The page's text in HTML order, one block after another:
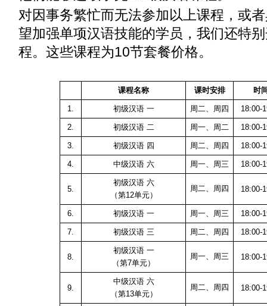
对因事务繁忙而无法参加以上课程，或
望加强单项汉语技能的学员，我们还特
程。这些课程为10节套餐价格。
课程名称 课时安排 时
1. 初级汉语 一 周二、周四 18:00-
2. 初级汉语 二 周一、周二 18:00-
3. 初级汉语 四 周二、周四 18:00-
4. 中级汉语 六 周一、周三 18:00-
5.
初级汉语 六
（第12单元）
周二、周四 18:00-
6. 初级汉语 一 周一、周三 18:00-
7. 初级汉语 三 周二、周四 18:00-
8.
初级汉语 一
（第7单元）
周一、周三 18:00-
9.
中级汉语 六
（第13单元）
周二、周四 18:00-